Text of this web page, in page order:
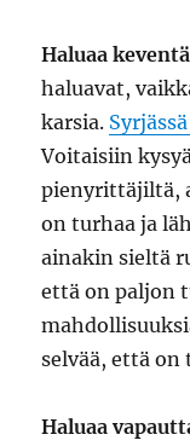
Haluaa
haluavat,
karsia.
Voitaisiin
pienyrittäjiltä,
on turhaa ja
ainakin sieltä
että on paljon
selvää, että on
Haluaa